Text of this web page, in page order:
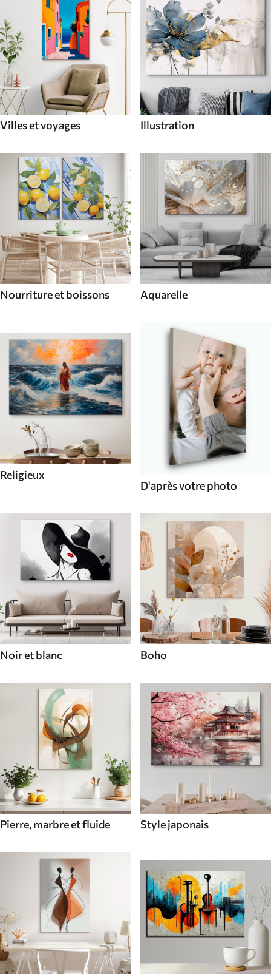
Villes et voyages Illustration
Nourriture et boissons Aquarelle
Religieux
D'après votre photo
Noir et blanc Boho
Pierre, marbre et fluide Style japonais